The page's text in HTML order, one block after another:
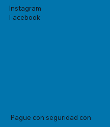
Instagram
Facebook
Pague con seguridad con